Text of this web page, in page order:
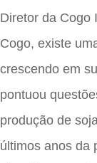
Diretor da Cogo
Cogo, existe
crescendo em
pontuou
produção de
últimos anos da